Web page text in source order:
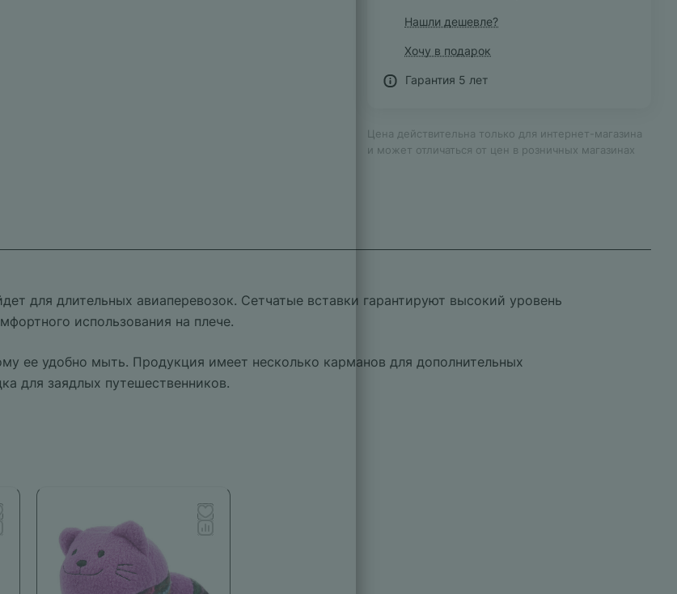
Нашли дешевле?
Хочу в подарок
Гарантия 5 лет
Цена действительна только для интернет-магазина
и может отличаться от цен в розничных магазинах
для длительных авиаперевозок. Сетчатые вставки гарантируют высокий уровень
использования на плече.
ее удобно мыть. Продукция имеет несколько карманов для дополнительных
для заядлых путешественников.